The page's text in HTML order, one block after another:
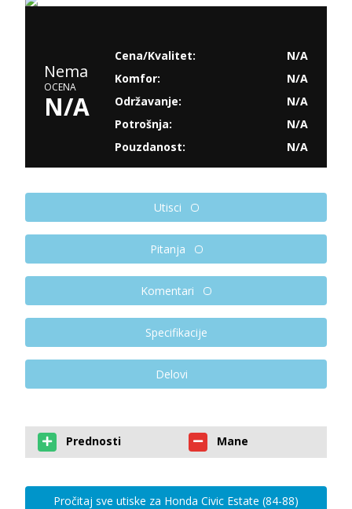
Nema
OCENA
N/A
Cena/Kvalitet:
N/A
Komfor:
N/A
Održavanje:
N/A
Potrošnja:
N/A
Pouzdanost:
N/A
Utisci
Pitanja
Komentari
Specifikacije
Delovi
Prednosti Mane
Pročitaj sve utiske za Honda Civic Estate (84-88)